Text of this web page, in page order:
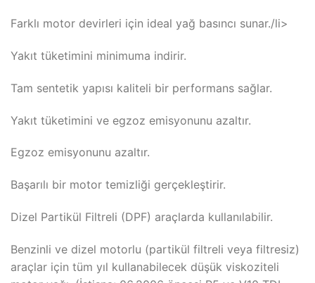
Farklı motor devirleri için ideal yağ basıncı sunar./li>
Yakıt tüketimini minimuma indirir.
Tam sentetik yapısı kaliteli bir performans sağlar.
Yakıt tüketimini ve egzoz emisyonunu azaltır.
Egzoz emisyonunu azaltır.
Başarılı bir motor temizliği gerçekleştirir.
Dizel Partikül Filtreli (DPF) araçlarda kullanılabilir.
Benzinli ve dizel motorlu (partikül filtreli veya filtresiz)
araçlar için tüm yıl kullanabilecek düşük viskoziteli